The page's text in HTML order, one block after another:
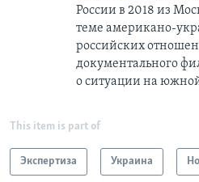
России в 2018 из
теме американо-
российских
документального
о ситуации на
This item is part of
Экспертиза Украина